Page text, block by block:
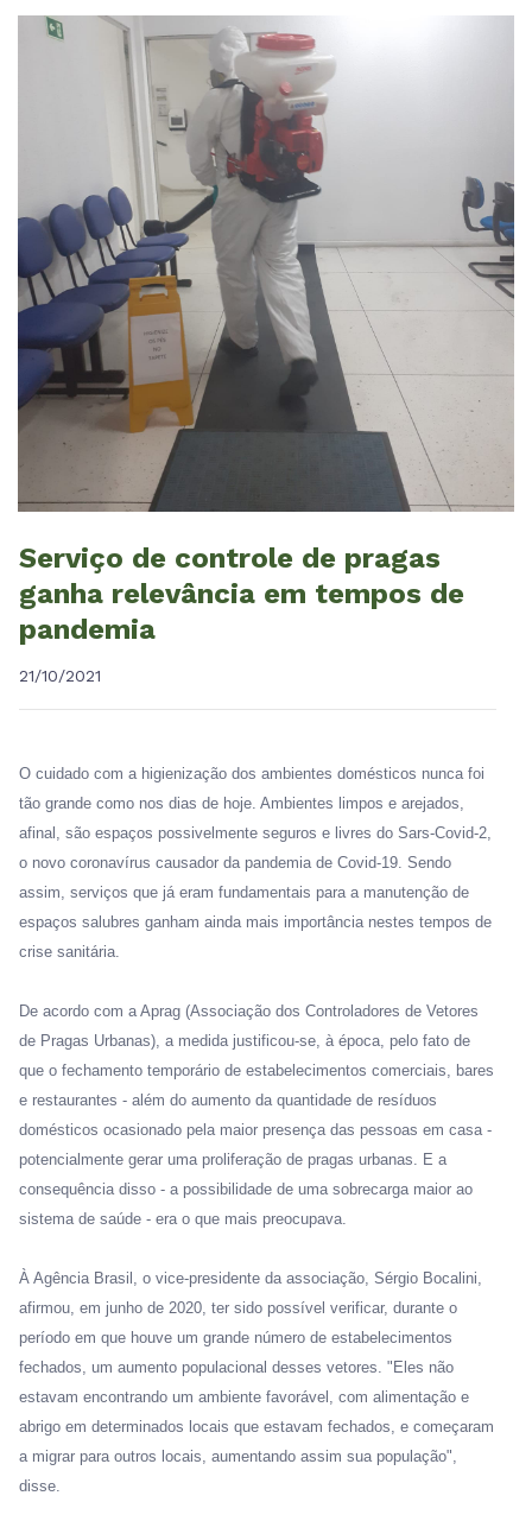
Serviço de controle de pragas
ganha relevância em tempos de
pandemia
21/10/2021
O cuidado com a higienização dos ambientes domésticos nunca foi
tão grande como nos dias de hoje. Ambientes limpos e arejados,
afinal, são espaços possivelmente seguros e livres do Sars-Covid-2,
o novo coronavírus causador da pandemia de Covid-19. Sendo
assim, serviços que já eram fundamentais para a manutenção de
espaços salubres ganham ainda mais importância nestes tempos de
crise sanitária.
De acordo com a Aprag (Associação dos Controladores de Vetores
de Pragas Urbanas), a medida justificou-se, à época, pelo fato de
que o fechamento temporário de estabelecimentos comerciais, bares
e restaurantes - além do aumento da quantidade de resíduos
domésticos ocasionado pela maior presença das pessoas em casa -
potencialmente gerar uma proliferação de pragas urbanas. E a
consequência disso - a possibilidade de uma sobrecarga maior ao
sistema de saúde - era o que mais preocupava.
À Agência Brasil, o vice-presidente da associação, Sérgio Bocalini,
afirmou, em junho de 2020, ter sido possível verificar, durante o
período em que houve um grande número de estabelecimentos
fechados, um aumento populacional desses vetores. "Eles não
estavam encontrando um ambiente favorável, com alimentação e
abrigo em determinados locais que estavam fechados, e começaram
a migrar para outros locais, aumentando assim sua população",
disse.